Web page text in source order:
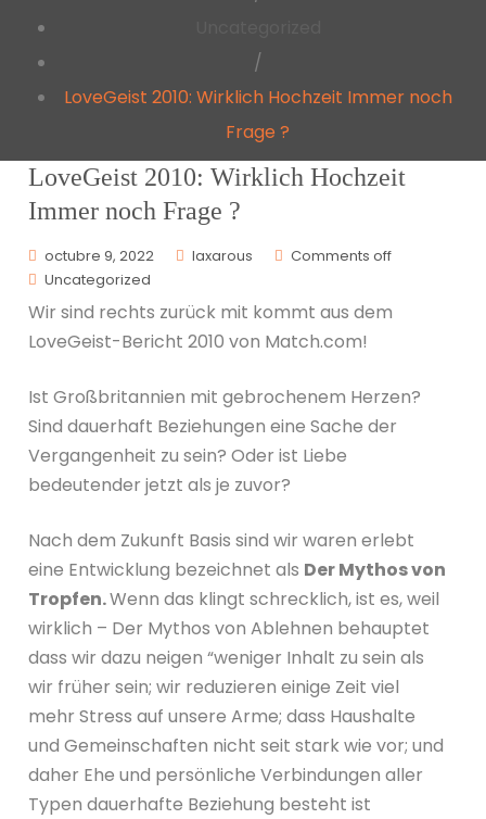
/
LoveGeist 2010: Wirklich Hochzeit Immer noch
Frage ?
LoveGeist 2010: Wirklich Hochzeit
Immer noch Frage ?
octubre 9, 2022 laxarous
Comments off
Uncategorized
Wir sind rechts zurück mit kommt aus dem
LoveGeist-Bericht 2010 von Match.com!
Ist Großbritannien mit gebrochenem Herzen?
Sind dauerhaft Beziehungen eine Sache der
Vergangenheit zu sein? Oder ist Liebe
bedeutender jetzt als je zuvor?
Nach dem Zukunft Basis sind wir waren erlebt
eine Entwicklung bezeichnet als Der Mythos von
Tropfen.Wenn das klingt schrecklich, ist es, weil
wirklich – Der Mythos von Ablehnen behauptet
dass wir dazu neigen “weniger Inhalt zu sein als
wir früher sein; wir reduzieren einige Zeit viel
mehr Stress auf unsere Arme; dass Haushalte
und Gemeinschaften nicht seit stark wie vor; und
daher Ehe und persönliche Verbindungen aller
Typen dauerhafte Beziehung besteht ist